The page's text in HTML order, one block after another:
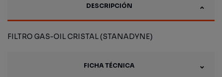
DESCRIPCIÓN
FILTRO GAS-OIL CRISTAL (STANADYNE)
FICHA TÉCNICA